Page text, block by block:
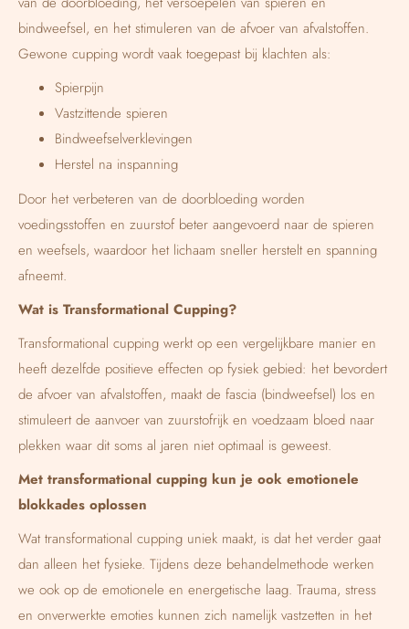
bindweefsel, en het stimuleren van de afvoer van afvalstoffen.
Gewone cupping wordt vaak toegepast bij klachten als:
Spierpijn
Vastzittende spieren
Bindweefselverklevingen
Herstel na inspanning
Door het verbeteren van de doorbloeding worden
voedingsstoffen en zuurstof beter aangevoerd naar de spieren
en weefsels, waardoor het lichaam sneller herstelt en spanning
afneemt.
Wat is Transformational Cupping?
Transformational cupping werkt op een vergelijkbare manier en
heeft dezelfde positieve effecten op fysiek gebied: het bevordert
de afvoer van afvalstoffen, maakt de fascia (bindweefsel) los en
stimuleert de aanvoer van zuurstofrijk en voedzaam bloed naar
plekken waar dit soms al jaren niet optimaal is geweest.
Met transformational cupping kun je ook emotionele
blokkades oplossen
Wat transformational cupping uniek maakt, is dat het verder gaat
dan alleen het fysieke. Tijdens deze behandelmethode werken
we ook op de emotionele en energetische laag. Trauma, stress
en onverwerkte emoties kunnen zich namelijk vastzetten in het